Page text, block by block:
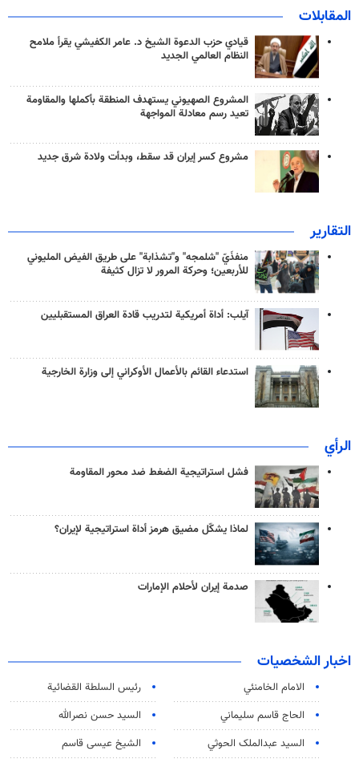
المقابلات
قيادي حزب الدعوة الشيخ د. عامر الكفيشي يقرأ ملامح
النظام العالمي الجديد
المشروع الصهيوني يستهدف المنطقة بأكملها والمقاومة
تعيد رسم معادلة المواجهة
مشروع كسر إيران قد سقط، وبدأت ولادة شرق جديد
التقارير
منفذَيّ "شلمجه" و"تشذابة" على طريق الفيض المليوني
للأربعين؛ وحركة المرور لا تزال كثيفة
آيلب: أداة أمريكية لتدريب قادة العراق المستقبليين
استدعاء القائم بالأعمال الأوكراني إلى وزارة الخارجية
الرأي
فشل استراتيجية الضغط ضد محور المقاومة
لماذا يشكّل مضيق هرمز أداة استراتيجية لإيران؟
صدمة إيران لأحلام الإمارات
اخبار الشخصيات
الامام الخامنئي
رئیس السلطة القضائیة
الحاج قاسم سليماني
السيد حسن نصرالله
السید عبدالملک الحوثي
الشيخ عيسى قاسم